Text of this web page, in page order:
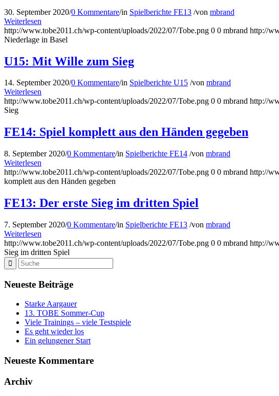
30. September 2020/0 Kommentare/in Spielberichte FE13 /von mbrand
Weiterlesen
http://www.tobe2011.ch/wp-content/uploads/2022/07/Tobe.png 0 0 mbrand http://
Niederlage in Basel
U15: Mit Wille zum Sieg
14. September 2020/0 Kommentare/in Spielberichte U15 /von mbrand
Weiterlesen
http://www.tobe2011.ch/wp-content/uploads/2022/07/Tobe.png 0 0 mbrand http://
Sieg
FE14: Spiel komplett aus den Händen gegeben
8. September 2020/0 Kommentare/in Spielberichte FE14 /von mbrand
Weiterlesen
http://www.tobe2011.ch/wp-content/uploads/2022/07/Tobe.png 0 0 mbrand http://
komplett aus den Händen gegeben
FE13: Der erste Sieg im dritten Spiel
7. September 2020/0 Kommentare/in Spielberichte FE13 /von mbrand
Weiterlesen
http://www.tobe2011.ch/wp-content/uploads/2022/07/Tobe.png 0 0 mbrand http://
Sieg im dritten Spiel
Neueste Beiträge
Starke Aargauer
13. TOBE Sommer-Cup
Viele Trainings – viele Testspiele
Es geht wieder los
Ein gelungener Start
Neueste Kommentare
Archiv